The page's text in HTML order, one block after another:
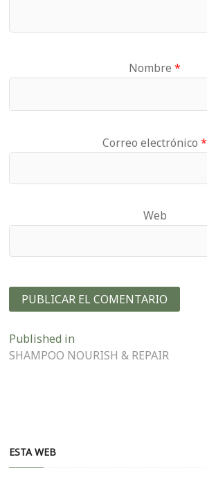
Nombre*
Correo electrónico*
Web
Navegación
de
Published in
SHAMPOO NOURISH & REPAIR
ESTA WEB